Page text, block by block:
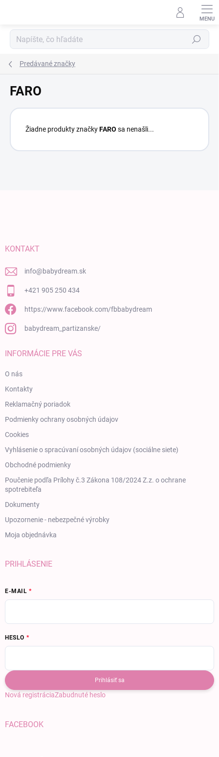
Hľadať
Predávané značky
FARO
Žiadne produkty značkyFARO sa nenašli...
KONTAKT
info@babydream.sk
+421 905 250 434
https://www.facebook.com/fbbabydream
babydream_partizanske/
INFORMÁCIE PRE VÁS
O nás
Kontakty
Reklamačný poriadok
Podmienky ochrany osobných údajov
Cookies
Vyhlásenie o spracúvaní osobných údajov (sociálne siete)
Obchodné podmienky
Poučenie podľa Prílohy č.3 Zákona 108/2024 Z.z. o ochrane
spotrebiteľa
Dokumenty
Upozornenie - nebezpečné výrobky
Moja objednávka
PRIHLÁSENIE
E-MAIL
HESLO
Prihlásiť sa
Nová registráciaZabudnuté heslo
FACEBOOK